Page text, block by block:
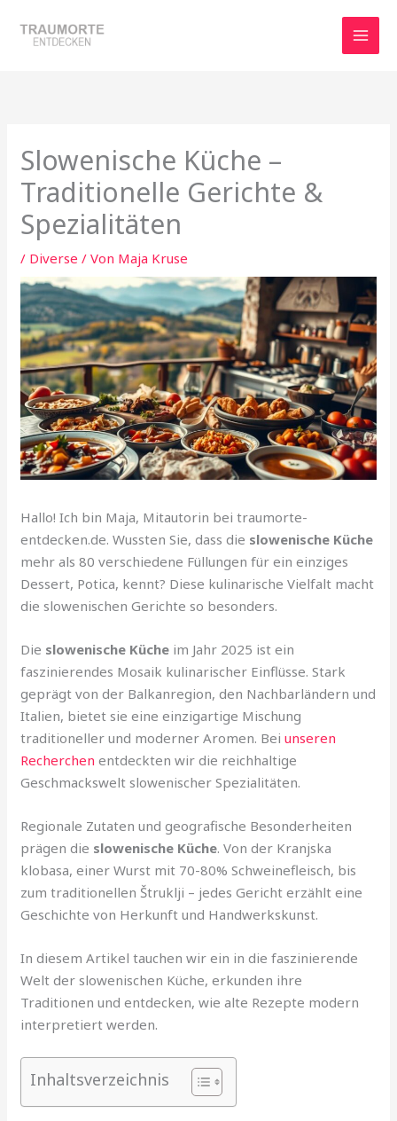
Inhalt
Slowenische Küche –
Traditionelle Gerichte &
Spezialitäten
/ Diverse / Von Maja Kruse
Hallo! Ich bin Maja, Mitautorin bei traumorte-
entdecken.de. Wussten Sie, dass die slowenische Küche
mehr als 80 verschiedene Füllungen für ein einziges
Dessert, Potica, kennt? Diese kulinarische Vielfalt macht
die slowenischen Gerichte so besonders.
Die slowenische Küche im Jahr 2025 ist ein
faszinierendes Mosaik kulinarischer Einflüsse. Stark
geprägt von der Balkanregion, den Nachbarländern und
Italien, bietet sie eine einzigartige Mischung
traditioneller und moderner Aromen. Beiunseren
Recherchen entdeckten wir die reichhaltige
Geschmackswelt slowenischer Spezialitäten.
Regionale Zutaten und geografische Besonderheiten
prägen die slowenische Küche. Von der Kranjska
klobasa, einer Wurst mit 70-80% Schweinefleisch, bis
zum traditionellen Štruklji – jedes Gericht erzählt eine
Geschichte von Herkunft und Handwerkskunst.
In diesem Artikel tauchen wir ein in die faszinierende
Welt der slowenischen Küche, erkunden ihre
Traditionen und entdecken, wie alte Rezepte modern
interpretiert werden.
Inhaltsverzeichnis